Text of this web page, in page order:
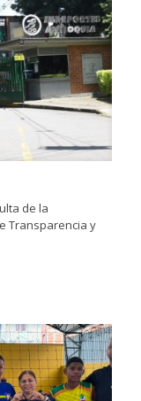
de la
Transparencia y